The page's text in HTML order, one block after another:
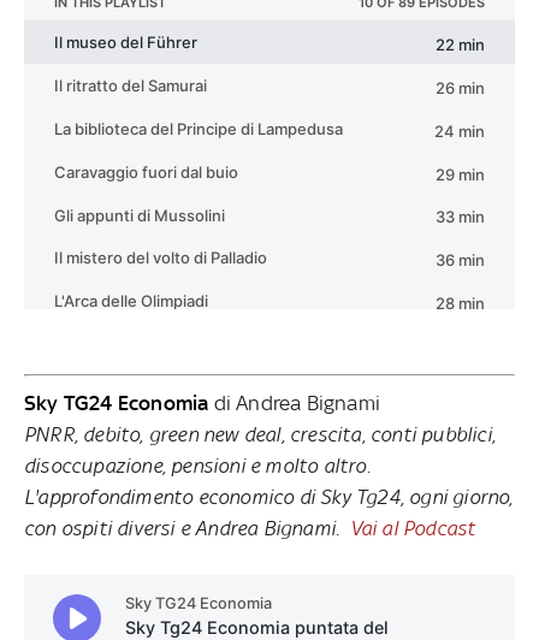
Sky TG24 Economia di Andrea Bignami
PNRR, debito, green new deal, crescita, conti pubblici,
disoccupazione, pensioni e molto altro.
L'approfondimento economico di Sky Tg24, ogni giorno,
con ospiti diversi e Andrea Bignami.
Vai al Podcast